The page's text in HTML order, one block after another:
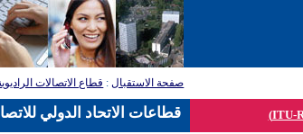
صفحة الاستقبال: قطاع الاتصالات
قطاعات الاتحاد الدولي